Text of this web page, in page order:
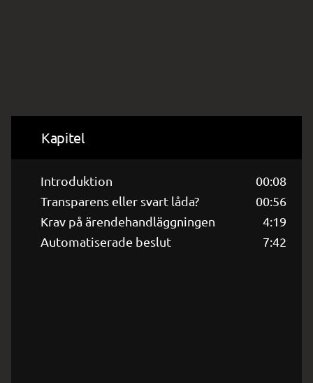
Kapitel
Introduktion
00:08
Transparens eller svart låda?
00:56
Krav på ärendehandläggningen
4:19
Automatiserade beslut
7:42